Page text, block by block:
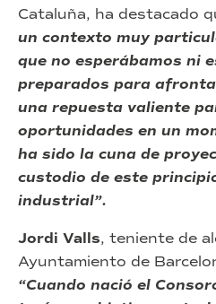
Cataluña, ha destacado
un contexto muy
que no esperábamos ni
preparados para
una repuesta valiente
oportunidades en un
ha sido la cuna de
custodio de este
industrial”.
Jordi Valls, teniente de
Ayuntamiento de
“Cuando nació el